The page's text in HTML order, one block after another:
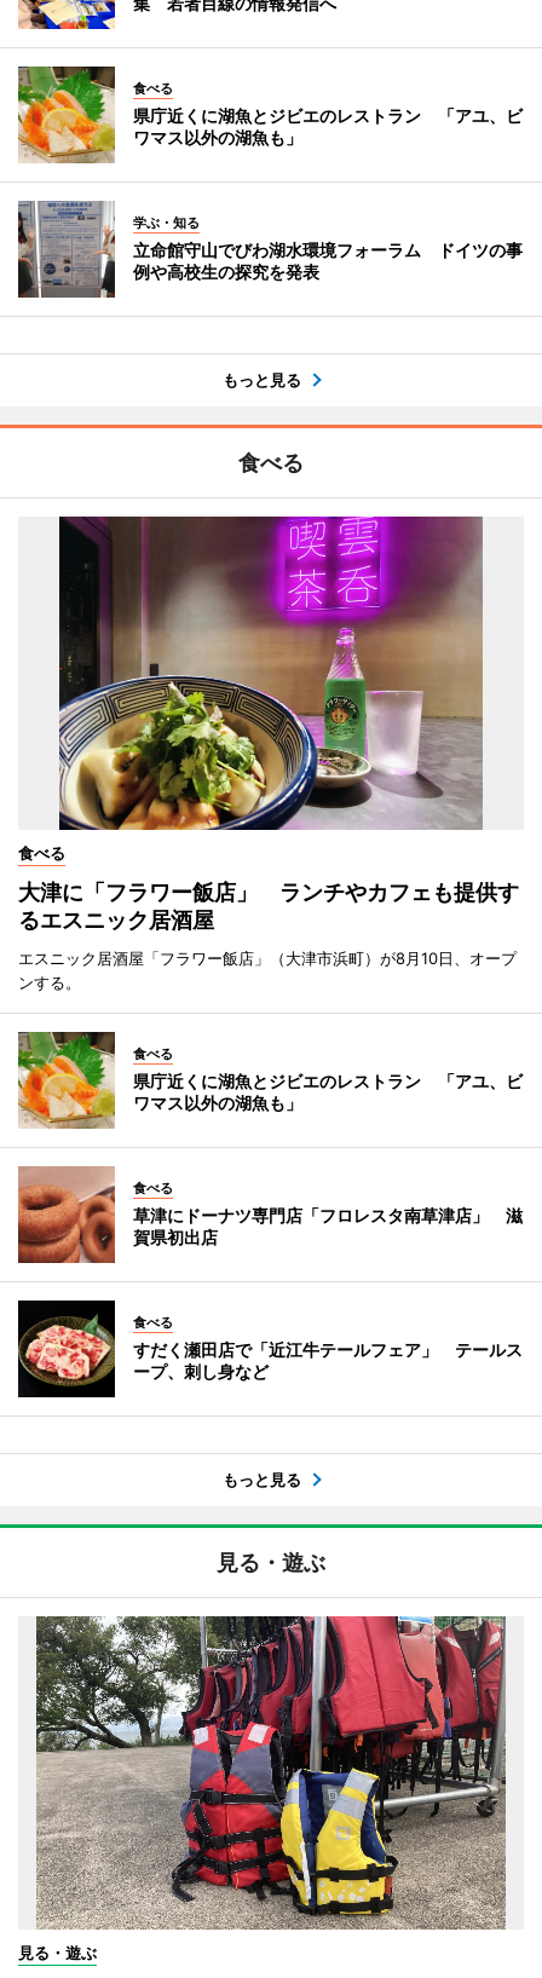
食べる
県庁近くに湖魚とジビエのレストラン 「アユ、ビ
ワマス以外の湖魚も」
学ぶ・知る
立命館守山でびわ湖水環境フォーラム ドイツの事
例や高校生の探究を発表
もっと見る
食べる
食べる
大津に「フラワー飯店」 ランチやカフェも提供す
るエスニック居酒屋
エスニック居酒屋「フラワー飯店」（大津市浜町）が8月10日、オープ
ンする。
食べる
県庁近くに湖魚とジビエのレストラン 「アユ、ビ
ワマス以外の湖魚も」
食べる
草津にドーナツ専門店「フロレスタ南草津店」 滋
賀県初出店
食べる
すだく瀬田店で「近江牛テールフェア」 テールス
ープ、刺し身など
もっと見る
見る・遊ぶ
見る・遊ぶ